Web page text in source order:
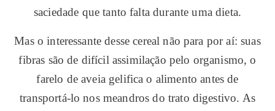
saciedade que tanto falta durante uma dieta.
Mas o interessante desse cereal não para por aí: suas
fibras são de difícil assimilação pelo organismo, o
farelo de aveia gelifica o alimento antes de
transportá-lo nos meandros do trato digestivo. As